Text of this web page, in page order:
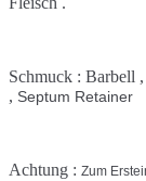
Schmuck : Barbell
, Septum Retainer
Achtung : Zum